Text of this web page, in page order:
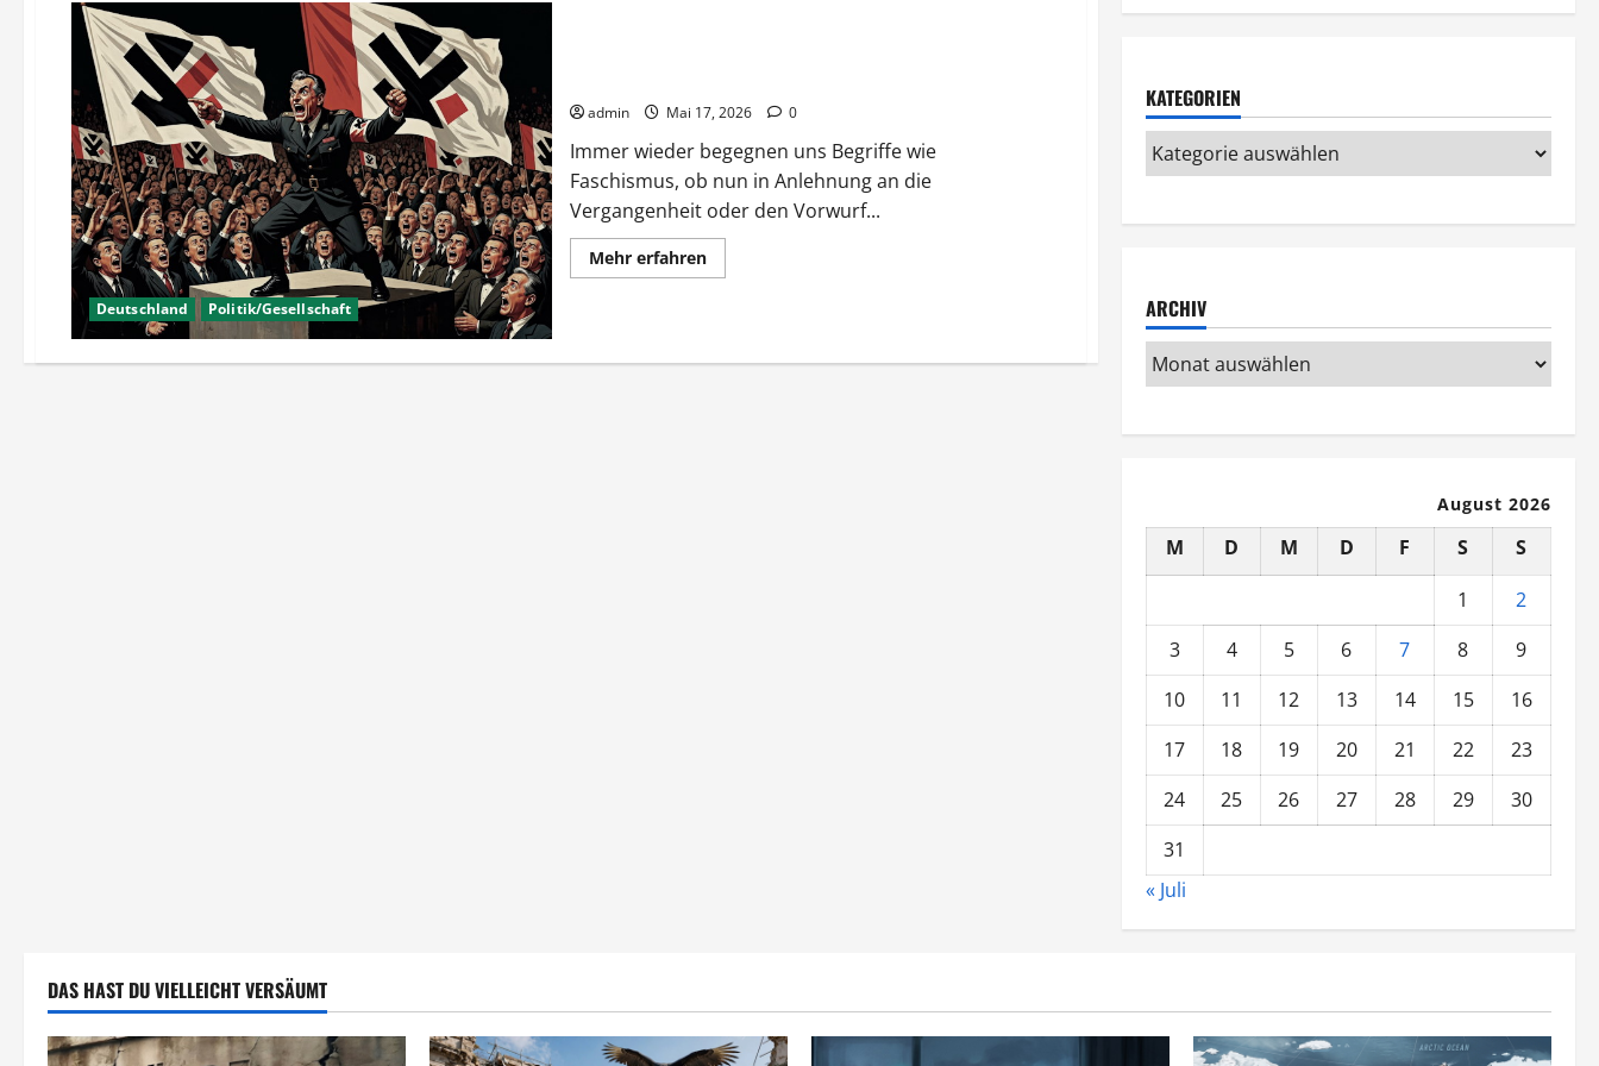
Deutschland Politik/Gesellschaft
admin Mai 17, 2026 0
Immer wieder begegnen uns Begriffe wie
Faschismus, ob nun in Anlehnung an die
Vergangenheit oder den Vorwurf...
Mehr erfahrenMehr
Informationen
KATEGORIEN
ARCHIV
August 2026
M D M D F S
S
1
2
3
4 5 6 7 8
9
10
11 12 13 14 15
16
17
18 19 20 21 22
23
24
25 26 27 28 29
30
31
« Juli
DAS HAST DU VIELLEICHT VERSÄUMT